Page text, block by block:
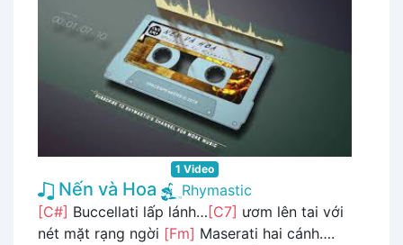
1 Video
Nến và Hoa
Rhymastic
[C#] Buccellati lấp lánh… [C7] ươm lên tai với
nét mặt rạng ngời [Fm] Maserati hai cánh….